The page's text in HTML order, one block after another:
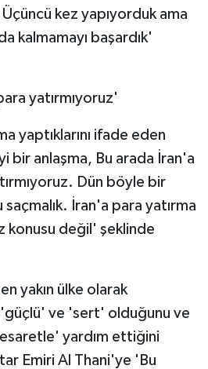
kez yapıyorduk ama
kalmamayı başardık'
yatırmıyoruz'
yaptıklarını ifade eden
bir anlaşma, Bu arada İran'a
Dün böyle bir
saçmalık. İran'a para yatırma
konusu değil' şeklinde
yakın ülke olarak
'güçlü' ve 'sert' olduğunu ve
yardım ettiğini
Emiri Al Thani'ye 'Bu